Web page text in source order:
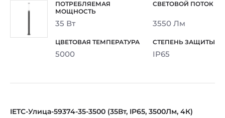
35 Вт 3550 Лм
5000 IP65
IETC-Улица-59374-35-3500 (35Вт, IP65, 3500Лм, 4К)